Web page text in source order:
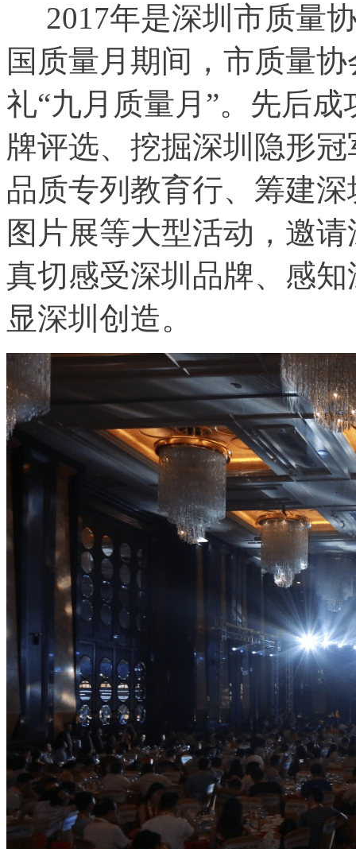
2017年是深圳市质量
国质量月期间，市质量
礼“九月质量月”。先后
牌评选、挖掘深圳隐形
品质专列教育行、筹建
图片展等大型活动，邀
真切感受深圳品牌、感
显深圳创造。